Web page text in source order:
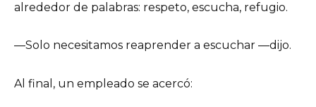
alrededor de palabras: respeto, escucha, refugio.
—Solo necesitamos reaprender a escuchar —dijo.
Al final, un empleado se acercó: